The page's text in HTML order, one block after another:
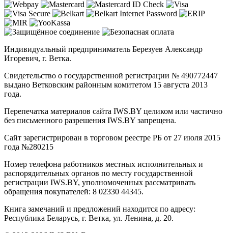
Индивидуальный предприниматель Березуев Александр
Игоревич, г. Ветка.
Свидетельство о государственной регистрации № 490772447
выдано Ветковским районным комитетом 15 августа 2013
года.
Перепечатка материалов сайта IWS.BY целиком или частично
без письменного разрешения IWS.BY запрещена.
Сайт зарегистрирован в торговом реестре РБ от 27 июля 2015
года №280215
Номер телефона работников местных исполнительных и
распорядительных органов по месту государственной
регистрации IWS.BY, уполномоченных рассматривать
обращения покупателей: 8 02330 44345.
Книга замечаний и предложений находится по адресу:
Республика Беларусь, г. Ветка, ул. Ленина, д. 20.